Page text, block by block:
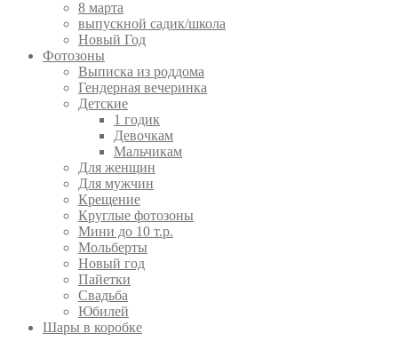
8 марта
выпускной садик/школа
Новый Год
Фотозоны
Выписка из роддома
Гендерная вечеринка
Детские
1 годик
Девочкам
Мальчикам
Для женщин
Для мужчин
Крещение
Круглые фотозоны
Мини до 10 т.р.
Мольберты
Новый год
Пайетки
Свадьба
Юбилей
Шары в коробке